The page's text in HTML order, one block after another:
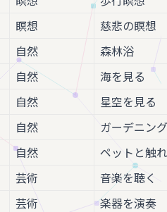
瞑想
慈悲の瞑想
自然
森林浴
自然
海を見る
自然
星空を見る
自然
ガーデニング
自然
ペットと触
芸術
音楽を聴く
芸術
楽器を演奏